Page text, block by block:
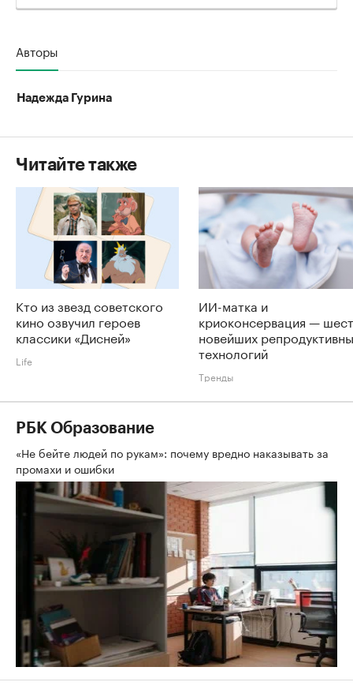
Авторы
Надежда Гурина
Читайте также
Кто из звезд советского
кино озвучил героев
классики «Дисней»
Life
ИИ-матка и
криоконсервация —
новейших
технологий
Тренды
РБК Образование
«Не бейте людей по рукам»: почему вредно наказывать за
промахи и ошибки